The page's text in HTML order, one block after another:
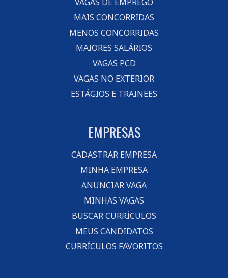
MAIS CONCORRIDAS
MENOS CONCORRIDAS
MAIORES SALÁRIOS
VAGAS PCD
VAGAS NO EXTERIOR
ESTÁGIOS E TRAINEES
EMPRESAS
CADASTRAR EMPRESA
MINHA EMPRESA
ANUNCIAR VAGA
MINHAS VAGAS
BUSCAR CURRÍCULOS
MEUS CANDIDATOS
CURRÍCULOS FAVORITOS